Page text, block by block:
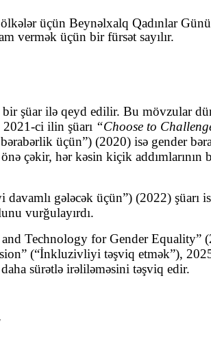
üçün Beynəlxalq Qadınlar
vermək üçün bir fürsət sayılır.
şüar ilə qeyd edilir. Bu mövzular
2021-ci ilin şüarı “Choose to
üçün”) (2020) isə gender
çəkir, hər kəsin kiçik
davamlı gələcək üçün”) (2022) şüarı
vurğulayırdı.
Technology for Gender Equality”
(“İnkluzivliyi təşviq etmək”),
sürətlə irəliləməsini təşviq edir.